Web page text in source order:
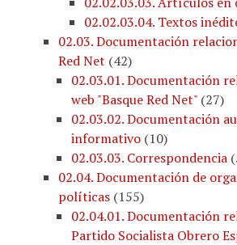
02.02.03.04. Textos
02.03. Documentación
Red Net (42)
02.03.01. Documentación
web "Basque Red Net" (27)
02.03.02. Documentación
informativo (10)
02.03.03. Correspondencia (
02.04. Documentación de
políticas (155)
02.04.01. Documentación
Partido Socialista Obrero